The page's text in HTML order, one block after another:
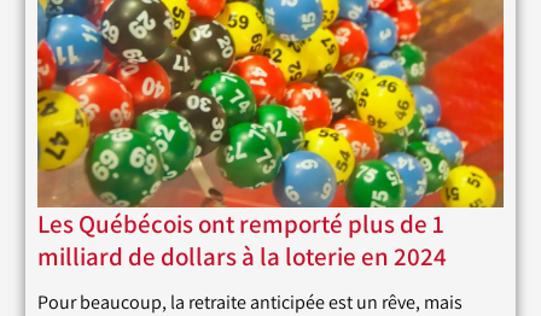
Les Québécois ont remporté plus de 1
milliard de dollars à la loterie en 2024
Pour beaucoup, la retraite anticipée est un rêve, mais